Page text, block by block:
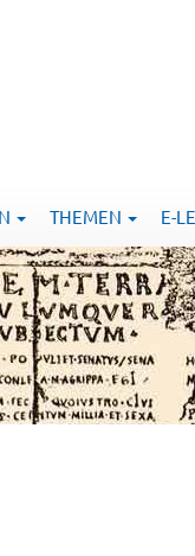
THEMEN E-